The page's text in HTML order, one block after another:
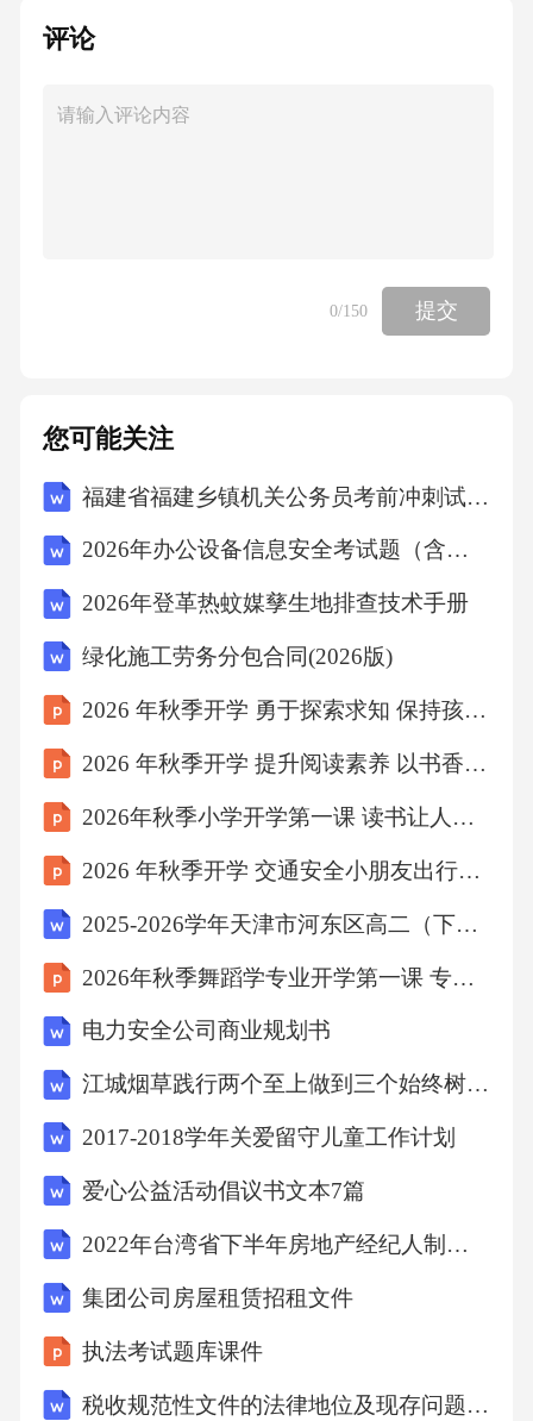
评论
0/150 提交
您可能关注
福建省福建乡镇机关公务员考前冲刺试题解析及答案(2026年)
2026年办公设备信息安全考试题（含答案）
2026年登革热蚊媒孳生地排查技术手册
绿化施工劳务分包合同(2026版)
2026 年秋季开学 勇于探索求知 保持孩童好奇心
2026 年秋季开学 提升阅读素养 以书香浸润青春岁月
2026年秋季小学开学第一课 读书让人生更精彩
2026 年秋季开学 交通安全小朋友出行必修课
2025-2026学年天津市河东区高二（下）期末物理试卷（含答案）
2026年秋季舞蹈学专业开学第一课 专业素养与核心竞争力
电力安全公司商业规划书
江城烟草践行两个至上做到三个始终树立五种意识教育实践活动动员会上的讲话
2017-2018学年关爱留守儿童工作计划
爱心公益活动倡议书文本7篇
2022年台湾省下半年房地产经纪人制度与政策基础取得和行使物权模拟试题
集团公司房屋租赁招租文件
执法考试题库课件
税收规范性文件的法律地位及现存问题分析研究 税务管理专业